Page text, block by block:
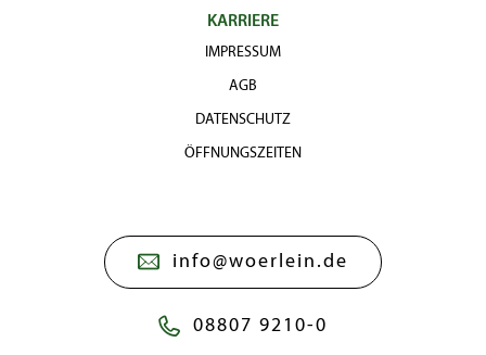
KARRIERE
IMPRESSUM
AGB
DATENSCHUTZ
ÖFFNUNGSZEITEN
info@woerlein.de
08807 9210-0